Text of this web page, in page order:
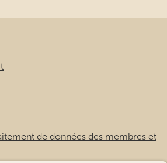
de données des membres et